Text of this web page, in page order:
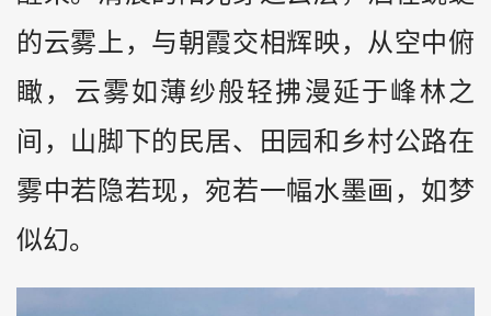
的云雾上，与朝霞交相辉映，从空中俯
瞰，云雾如薄纱般轻拂漫延于峰林之
间，山脚下的民居、田园和乡村公路在
雾中若隐若现，宛若一幅水墨画，如梦
似幻。